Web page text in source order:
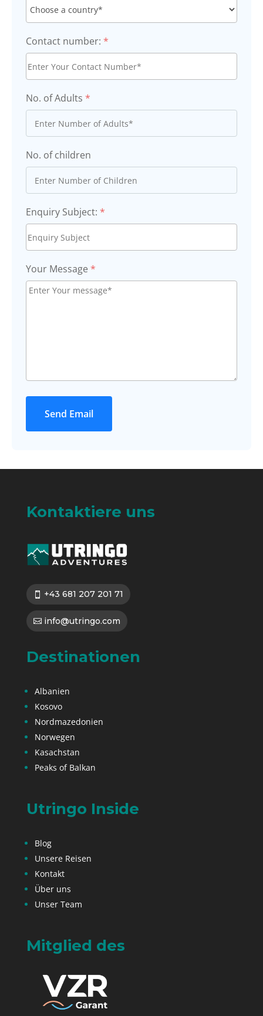
Contact number: *
No. of Adults *
No. of children
Enquiry Subject: *
Your Message *
Send Email
Kontaktiere uns
+43 681 207 201 71
info@utringo.com
Destinationen
Albanien
Kosovo
Nordmazedonien
Norwegen
Kasachstan
Peaks of Balkan
Utringo Inside
Blog
Unsere Reisen
Kontakt
Über uns
Unser Team
Mitglied des